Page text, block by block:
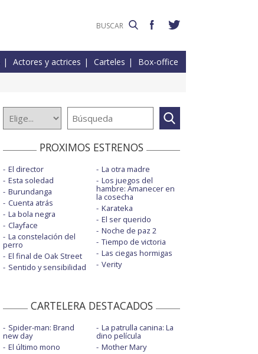
Actores y actrices Carteles Box-office
PROXIMOS ESTRENOS
El director
Esta soledad
Burundanga
Cuenta atrás
La bola negra
Clayface
La constelación del
perro
El final de Oak Street
Sentido y sensibilidad
La otra madre
Los juegos del
hambre: Amanecer en
la cosecha
Karateka
El ser querido
Noche de paz 2
Tiempo de victoria
Las ciegas hormigas
Verity
CARTELERA DESTACADOS
Spider-man: Brand
new day
El último mono
La patrulla canina: La
dino película
Mother Mary